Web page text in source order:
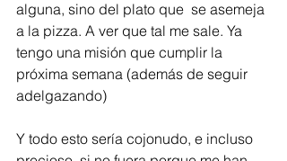
alguna, sino del plato que  se asemeja
a la pizza. A ver que tal me sale. Ya
tengo una misión que cumplir la
próxima semana (además de seguir
adelgazando)
Y todo esto sería cojonudo, e incluso